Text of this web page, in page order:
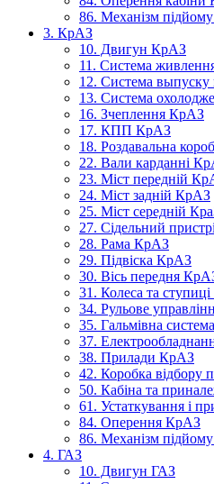
86. Механізм
3. КрАЗ
10. Двигун КрАЗ
11. Система
12. Система выпуску
13. Система
16. Зчеплення КрАЗ
17. КПП КрАЗ
18. Роздавальна
22. Вали карданні
23. Міст передній
24. Міст задній КрАЗ
25. Міст середній
27. Сідельний
28. Рама КрАЗ
29. Підвіска КрАЗ
30. Вісь передня
31. Колеса та
34. Рульове
35. Гальмівна
37.
38. Прилади КрАЗ
42. Коробка відбору
50. Кабіна та
61. Устаткування і
84. Оперення КрАЗ
86. Механізм
4. ГАЗ
10. Двигун ГАЗ